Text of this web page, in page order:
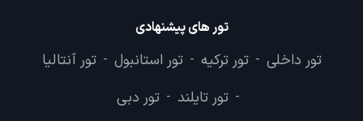
تور های پیشنهادی
تور داخلی - تور ترکیه - تور استانبول - تور آنتالیا
- تور تایلند - تور دبی